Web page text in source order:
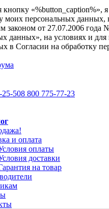
«%button_caption%», я
моих персональных данных,
законом от 27.07.2006
данных», на условиях и для
в Согласии на обработку
25-508 800 775-77-23
и оплата
оплаты
доставки
на товар